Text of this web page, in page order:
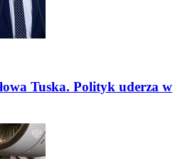
Tuska. Polityk uderza w